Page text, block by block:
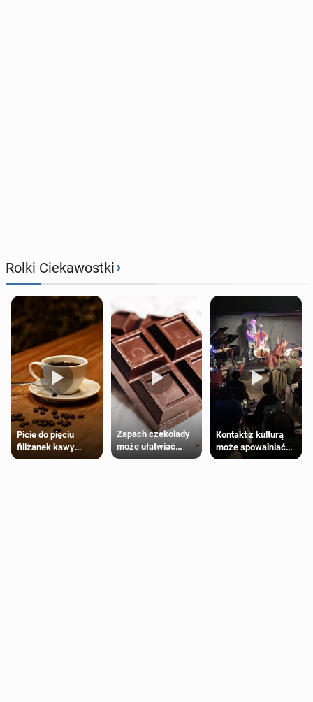
Rolki Ciekawostki›
Picie do pięciu
filiżanek kawy
dziennie jest
Zapach czekolady
może ułatwiać
trening siłowy
Kontakt z kulturą
może spowalniać
starzenie